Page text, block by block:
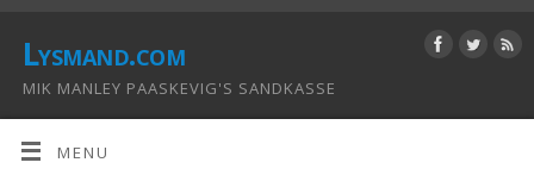
Lysmand.com
MIK MANLEY PAASKEVIG'S SANDKASSE
MENU